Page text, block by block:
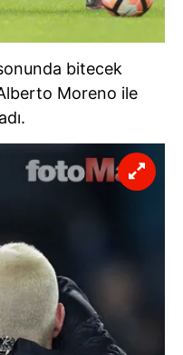
bitecek
Moreno ile